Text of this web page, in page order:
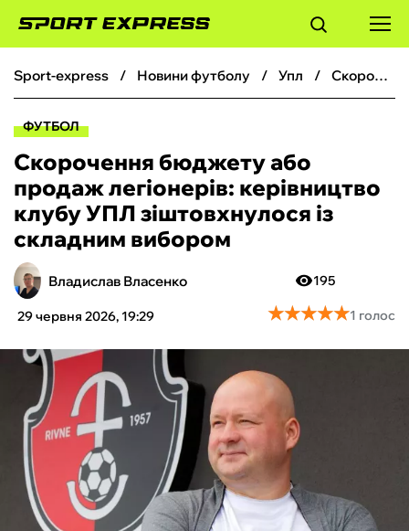
ФУТБОЛ
БОКС
ХОКЕЙ
ТЕНІС
КІБЕРСПОРТ
ЧС-2026
ФУТЗАЛ
ІНШІ
sport-express новини футболу упл Скорочення бюджету або продаж легіонерів: керівництво клубу УПЛ зіштовхнулося із складним вибором
ФУТБОЛ
Скорочення бюджету або
продаж легіонерів: керівництво
клубу УПЛ зіштовхнулося із
складним вибором
Владислав Власенко
29 червня 2026, 19:29
195
★★★★★
★★★★★1 голос